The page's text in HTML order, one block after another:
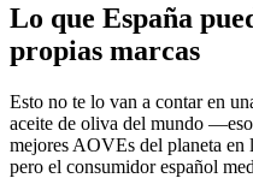
Lo que España
propias marcas
Esto no te lo van a contar en
aceite de oliva del mundo
mejores AOVEs del planeta
pero el consumidor español